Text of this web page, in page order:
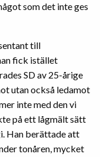
som det inte ges
till
fick istället
SD av 25-årige
utan också ledamot
inte med den vi
på ett lågmält sätt
Han berättade att
tonåren, mycket